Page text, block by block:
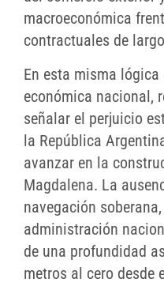
macroeconómica
contractuales de
En esta misma lógica
económica nacional,
señalar el perjuicio
la República
avanzar en la
Magdalena. La
navegación
administración
de una profundidad
metros al cero desde